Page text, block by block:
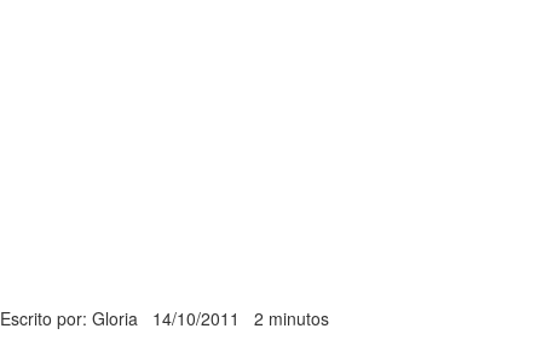
Escrito por: Gloria 14/10/2011 2 minutos